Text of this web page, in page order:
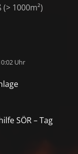
1000m²)
Uhr
SÖR – Tag